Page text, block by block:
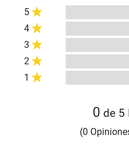
5
4
3
2
1
0 de 5
(0